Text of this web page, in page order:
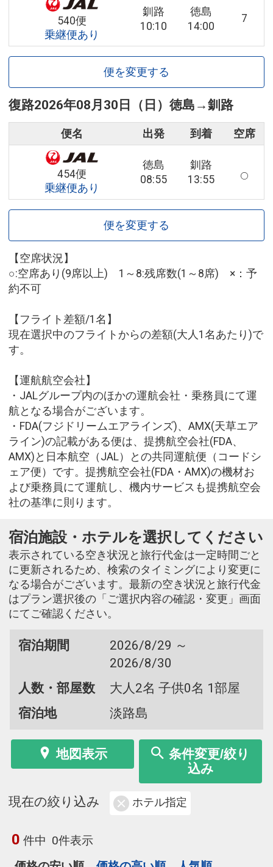
540便
乗継便あり
釧路
10:10
徳島
14:00
7
便を変更する
復路2026年08月30日（日） 徳島 →釧路
便名 出発 到着 空席
454便
乗継便あり
徳島
08:55
釧路
13:55
便を変更する
【空席状況】
○:空席あり(9席以上) 1～8:残席数(1～8席) ×：予
約不可
【フライト差額/1名】
現在選択中のフライトからの差額(大人1名あたり)で
す。
【運航航空会社】
・JALグループ内のほかの運航会社・乗務員にて運
航となる場合がございます。
・FDA(フジドリームエアラインズ)、AMX(天草エア
ライン)の記載がある便は、提携航空会社(FDA、
AMX)と日本航空（JAL）との共同運航便（コードシ
ェア便）です。提携航空会社(FDA・AMX)の機材お
よび乗務員にて運航し、機内サービスも提携航空会
社の基準に則ります。
宿泊施設・ホテルを選択してください
表示されている空き状況と旅行代金は一定時間ごと
に更新されるため、検索のタイミングにより変更に
なる場合がございます。最新の空き状況と旅行代金
はプラン選択後の「ご選択内容の確認・変更」画面
にてご確認ください。
宿泊期間
2026/8/29 ～
2026/8/30
人数・部屋数
大人2名 子供0名 1部屋
宿泊地
淡路島
地図表示
条件変更/絞り
込み
現在の絞り込み ホテル指定
0 件中 0件表示